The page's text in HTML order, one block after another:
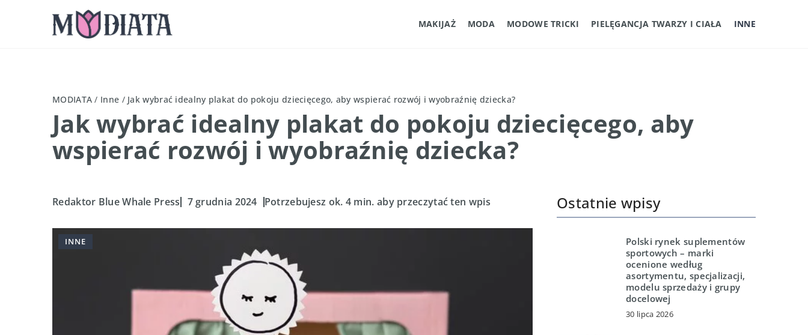
MAKIJAŻ MODA MODOWE TRICKI PIELĘGANCJA TWARZY I CIAŁA INNE
MODIATA / Inne / Jak wybrać idealny plakat do pokoju dziecięcego, aby wspierać rozwój i wyobraźnię dziecka?
Jak wybrać idealny plakat do pokoju dziecięcego, aby
wspierać rozwój i wyobraźnię dziecka?
Redaktor Blue Whale Press 7 grudnia 2024 Potrzebujesz ok. 4 min. aby przeczytać ten wpis
INNE
Ostatnie wpisy
Polski rynek suplementów
sportowych – marki
ocenione według
asortymentu, specjalizacji,
modelu sprzedaży i grupy
docelowej
30 lipca 2026